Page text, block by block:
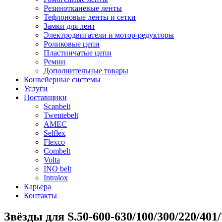
Резинотканевые ленты
Тефлоновые ленты и сетки
Замки для лент
Электродвигатели и мотор-редукторы
Роликовые цепи
Пластинчатые цепи
Ремни
Дополнительные товары
Конвейерные системы
Услуги
Поставщики
Scanbelt
Twentebelt
АMEC
Selflex
Flexco
Combelt
Volta
INO belt
Intralox
Карьера
Контакты
Звёзды для S.50-600-630/100/300/220/